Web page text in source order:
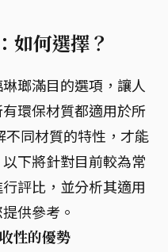
如何選擇？
瑯滿目的選項，讓人
環保材質都適用於所
不同材質的特性，才能
下將針對目前較為常
評比，並分析其適用
供參考。
性的優勢